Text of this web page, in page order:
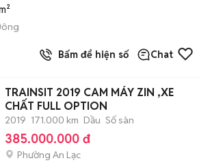
Bấm để hiện số Chat
TRAINSIT 2019 CAM MÁY ZIN ,XE
CHẤT FULL OPTION
2019 171.000 km Dầu Số sàn
385.000.000 đ
Phường An Lạc